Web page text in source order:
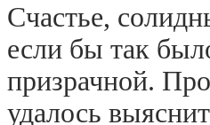
Счастье,
если бы так
призрачной.
удалось